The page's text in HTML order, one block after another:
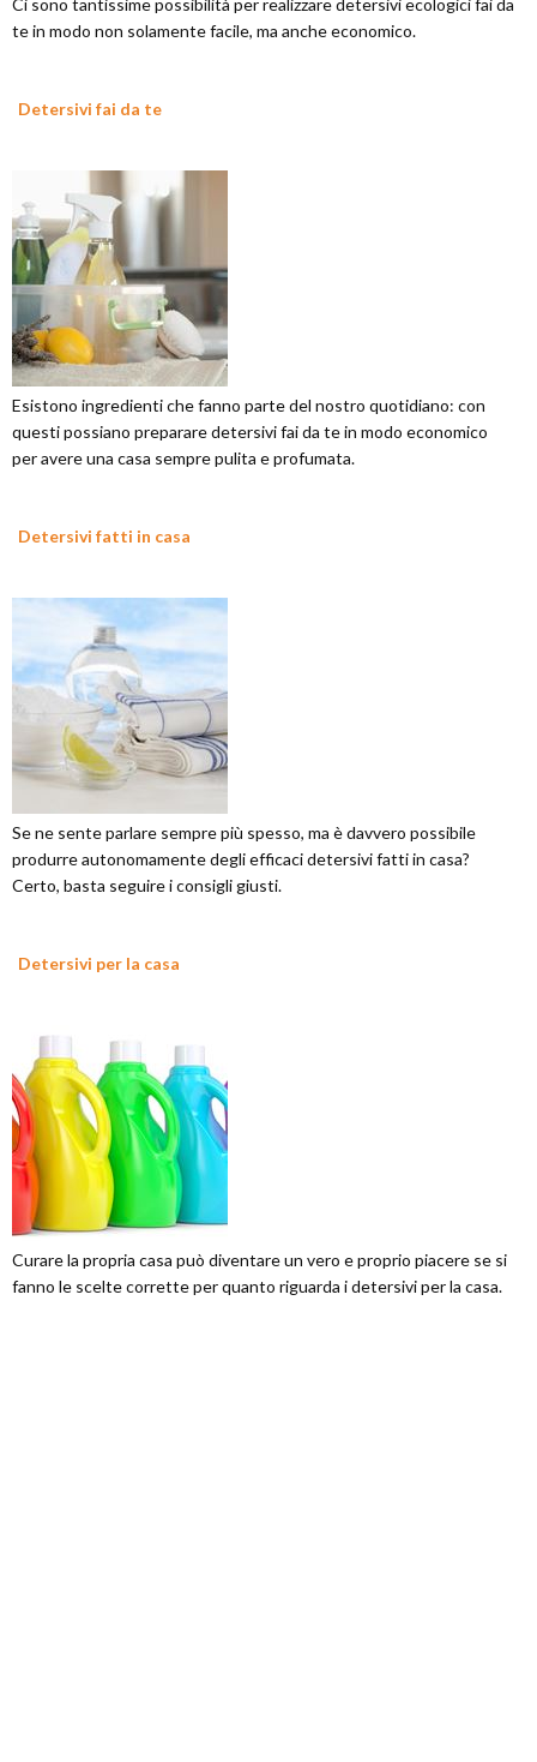
Ci sono tantissime possibilità per realizzare detersivi ecologici fai da
te in modo non solamente facile, ma anche economico.
Detersivi fai da te
Esistono ingredienti che fanno parte del nostro quotidiano: con
questi possiano preparare detersivi fai da te in modo economico
per avere una casa sempre pulita e profumata.
Detersivi fatti in casa
Se ne sente parlare sempre più spesso, ma è davvero possibile
produrre autonomamente degli efficaci detersivi fatti in casa?
Certo, basta seguire i consigli giusti.
Detersivi per la casa
Curare la propria casa può diventare un vero e proprio piacere se si
fanno le scelte corrette per quanto riguarda i detersivi per la casa.